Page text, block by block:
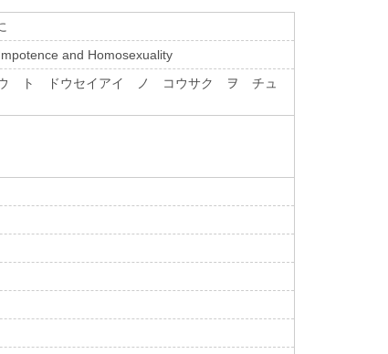
and Homosexuality
ト ドウセイアイ ノ コウサク ヲ チュ